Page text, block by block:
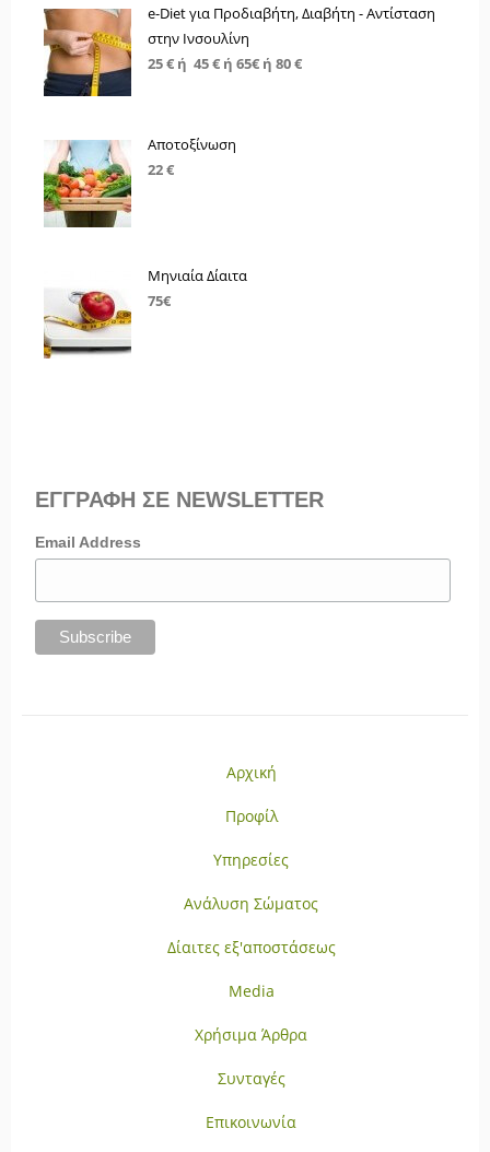
e-Diet για Προδιαβήτη, Διαβήτη - Αντίσταση
στην Ινσουλίνη
25 € ή 45 € ή 65€ ή 80 €
Αποτοξίνωση
22 €
Μηνιαία Δίαιτα
75€
ΕΓΓΡΑΦΗ ΣΕ NEWSLETTER
Email Address
Αρχική
Προφίλ
Υπηρεσίες
Ανάλυση Σώματος
Δίαιτες εξ'αποστάσεως
Media
Χρήσιμα Άρθρα
Συνταγές
Επικοινωνία